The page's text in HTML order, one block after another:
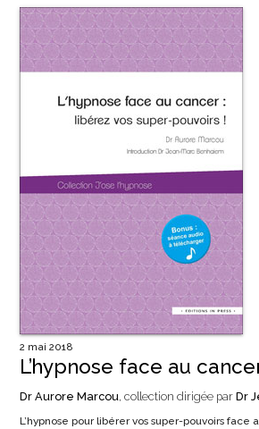
2 mai 2018
L’hypnose face au
Dr Aurore Marcou, collection dirigée par Dr
L’hypnose pour libérer vos super-pouvoirs face